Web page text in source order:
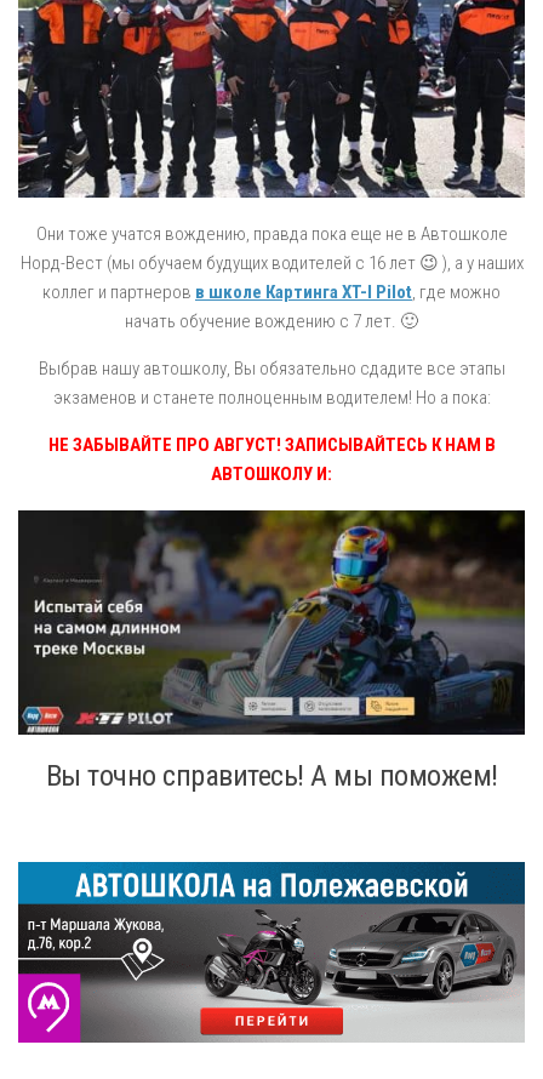
Они тоже учатся вождению, правда пока еще не в Автошколе
Норд-Вест (мы обучаем будущих водителей с 16 лет 😉 ), а у наших
коллег и партнеров в школе Картинга XT-I Pilot , где можно
начать обучение вождению с 7 лет. 🙂
Выбрав нашу автошколу, Вы обязательно сдадите все этапы
экзаменов и станете полноценным водителем! Но а пока:
НЕ ЗАБЫВАЙТЕ ПРО АВГУСТ! ЗАПИСЫВАЙТЕСЬ К НАМ В
АВТОШКОЛУ И:
Вы точно справитесь! А мы поможем!